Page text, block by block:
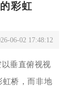
彩虹
06-02 17:48:12
垂直俯视视
虹桥，而非地